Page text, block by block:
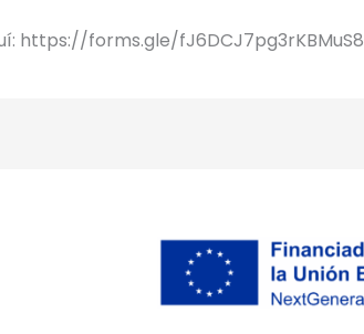
https://forms.gle/fJ6DCJ7pg3rKBMuS8